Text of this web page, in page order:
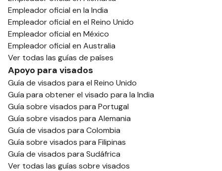
Empleador oficial en la India
Empleador oficial en el Reino Unido
Empleador oficial en México
Empleador oficial en Australia
Ver todas las guías de países
Apoyo para visados
Guía de visados para el Reino Unido
Guía para obtener el visado para la India
Guía sobre visados para Portugal
Guía sobre visados para Alemania
Guía de visados para Colombia
Guía sobre visados para Filipinas
Guía de visados para Sudáfrica
Ver todas las guías sobre visados